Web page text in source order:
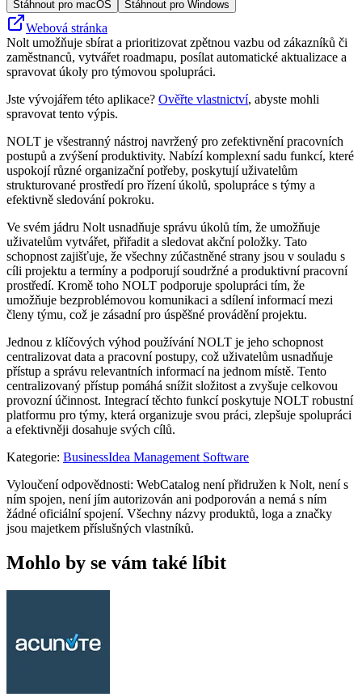
Stáhnout pro macOS Stáhnout pro Windows
Webová stránka
Nolt umožňuje sbírat a prioritizovat zpětnou vazbu od zákazníků či
zaměstnanců, vytvářet roadmapu, posílat automatické aktualizace a
spravovat úkoly pro týmovou spolupráci.
Jste vývojářem této aplikace? Ověřte vlastnictví, abyste mohli
spravovat tento výpis.
NOLT je všestranný nástroj navržený pro zefektivnění pracovních
postupů a zvýšení produktivity. Nabízí komplexní sadu funkcí, které
uspokojí různé organizační potřeby, poskytují uživatelům
strukturované prostředí pro řízení úkolů, spolupráce s týmy a
efektivně sledování pokroku.
Ve svém jádru Nolt usnadňuje správu úkolů tím, že umožňuje
uživatelům vytvářet, přiřadit a sledovat akční položky. Tato
schopnost zajišťuje, že všechny zúčastněné strany jsou v souladu s
cíli projektu a termíny a podporují soudržné a produktivní pracovní
prostředí. Kromě toho NOLT podporuje spolupráci tím, že
umožňuje bezproblémovou komunikaci a sdílení informací mezi
členy týmu, což je zásadní pro úspěšné provádění projektu.
Jednou z klíčových výhod používání NOLT je jeho schopnost
centralizovat data a pracovní postupy, což uživatelům usnadňuje
přístup a správu relevantních informací na jednom místě. Tento
centralizovaný přístup pomáhá snížit složitost a zvyšuje celkovou
provozní účinnost. Integrací těchto funkcí poskytuje NOLT robustní
platformu pro týmy, která organizuje svou práci, zlepšuje spolupráci
a efektivněji dosahuje svých cílů.
Kategorie: BusinessIdea Management Software
Vyloučení odpovědnosti: WebCatalog není přidružen k Nolt, není s
ním spojen, není jím autorizován ani podporován a nemá s ním
žádné oficiální spojení. Všechny názvy produktů, loga a značky
jsou majetkem příslušných vlastníků.
Mohlo by se vám také líbit